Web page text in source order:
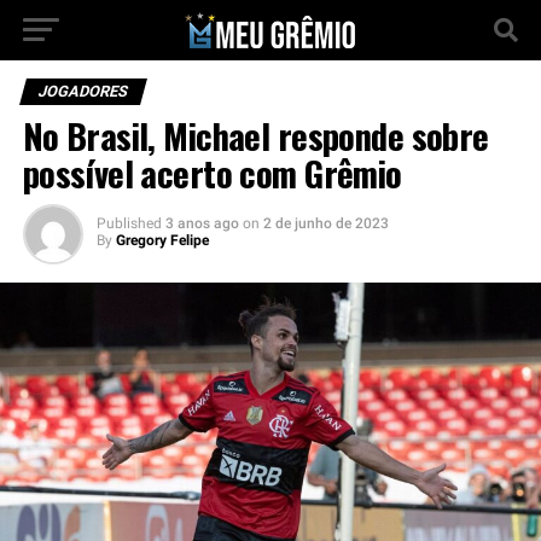
JOGADORES
No Brasil, Michael responde sobre
possível acerto com Grêmio
Published 3 anos ago on 2 de junho de 2023
By Gregory Felipe